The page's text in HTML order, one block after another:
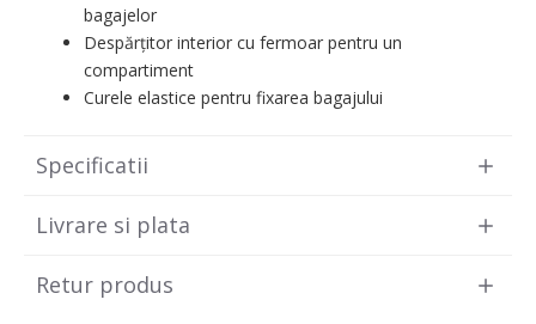
bagajelor
Despărțitor interior cu fermoar pentru un
compartiment
Curele elastice pentru fixarea bagajului
Specificatii
Livrare si plata
Retur produs